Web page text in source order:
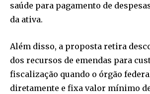
saúde para pagamento de
da ativa.
Além disso, a proposta retira
dos recursos de emendas para
fiscalização quando o órgão
diretamente e fixa valor mínimo